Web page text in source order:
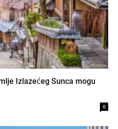
Izlazećeg Sunca mogu
0